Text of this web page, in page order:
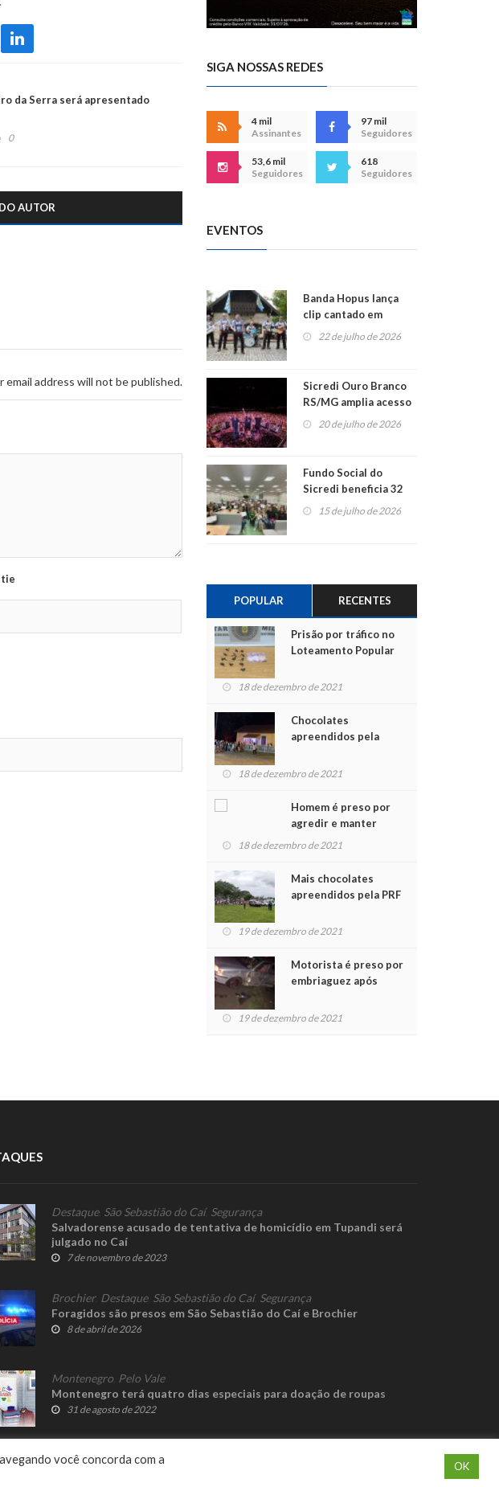
da Serra será apresentado
0
AUTOR
email address will not be published.
SIGA NOSSAS REDES
4 mil
Assinantes
97 mil
Seguidores
53,6 mil
Seguidores
618
Seguidores
EVENTOS
Banda Hopus lança
clip cantado em
alemão e inglês
22 de julho de 2026
Sicredi Ouro Branco
RS/MG amplia acesso
ao show dos 45 anos
para mais associados
20 de julho de 2026
Fundo Social do
Sicredi beneficia 32
projetos em
15 de julho de 2026
POPULAR RECENTES
Prisão por tráfico no
Loteamento Popular
18 de dezembro de 2021
Chocolates
apreendidos pela
para crianças na
18 de dezembro de 2021
Homem é preso por
agredir e manter
mulher em cárcere
18 de dezembro de 2021
Mais chocolates
apreendidos pela PRF
crianças no Natal
19 de dezembro de 2021
Motorista é preso por
embriaguez após
feridos
19 de dezembro de 2021
Destaque, São Sebastião do Caí, Segurança
Salvadorense acusado de tentativa de homicídio em Tupandi será
julgado no Caí
7 de novembro de 2023
Brochier, Destaque, São Sebastião do Caí, Segurança
Foragidos são presos em São Sebastião do Caí e Brochier
8 de abril de 2026
Montenegro Pelo Vale
Montenegro terá quatro dias especiais para doação de roupas
31 de agosto de 2022
você concorda com a
OK